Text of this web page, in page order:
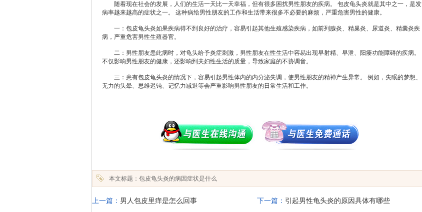
随着现在社会的发展，人们的生活一天比一天幸福，但有很多困扰男性朋友的疾病。 包皮龟头炎就是其中之一，是发
病率越来越高的症状之一。 这种病给男性朋友的工作和生活带来很多不必要的麻烦，严重危害男性的健康。
一：包皮龟头炎如果疾病得不到良好的治疗，容易引起其他生殖感染疾病，如前列腺炎、精巢炎、尿道炎、精囊炎疾
病，严重危害男性生殖器官。
二：男性朋友患此病时，对龟头给予炎症刺激，男性朋友在性生活中容易出现早射精、早泄、阳痿功能障碍的疾病。
不仅影响男性朋友的健康，还影响到夫妇性生活的质量，导致家庭的不协调音。
三：患有包皮龟头炎的情况下，容易引起男性体内的内分泌失调，使男性朋友的精神产生异常。 例如，失眠的梦想、
无力的头晕、思维迟钝、记忆力减退等会严重影响男性朋友的日常生活和工作。
本文标题：包皮龟头炎的病因症状是什么
上一篇： 男人包皮里痒是怎么回事 下一篇： 引起男性龟头炎的原因具体有哪些